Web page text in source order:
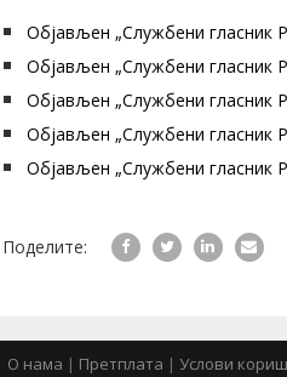
Објављен „Службени гласник
Објављен „Службени гласник
Објављен „Службени гласник
Објављен „Службени гласник
Објављен „Службени гласник
Поделите:
О нама | Претплата | Услови